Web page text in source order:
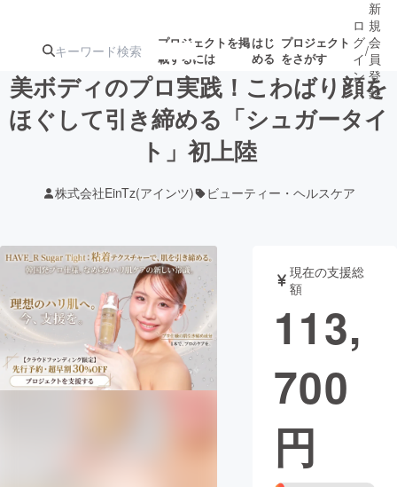
プロジェクトを掲
載するには
はじ
める
プロジェクト
をさがす
注目の新着プロ
募集終了が近いプ
テクノロジー・ガジェット
映像・映画 書籍・雑誌
ビジネス・起業 チャレンジ
ロ
グ
イ
ン
/
新
規
会
員
登
録
美ボディのプロ実践！こわばり顔を
ほぐして引き締める「シュガータイ
ト」初上陸
株式会社EinTz(アインツ) ビューティー・ヘルスケア
現在の支援総
額
113,
700
円